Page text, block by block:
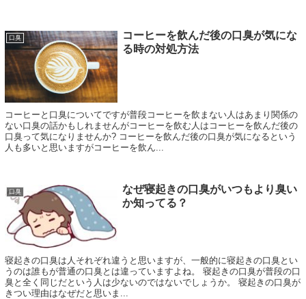
口臭
コーヒーを飲んだ後の口臭が気にな
る時の対処方法
コーヒーと口臭についてですが普段コーヒーを飲まない人はあまり関係の
ない口臭の話かもしれませんがコーヒーを飲む人はコーヒーを飲んだ後の
口臭って気になりませんか? コーヒーを飲んだ後の口臭が気になるという
人も多いと思いますがコーヒーを飲ん...
口臭
なぜ寝起きの口臭がいつもより臭い
か知ってる？
寝起きの口臭は人それぞれ違うと思いますが、一般的に寝起きの口臭とい
うのは誰もが普通の口臭とは違っていますよね。 寝起きの口臭が普段の口
臭と全く同じだという人は少ないのではないでしょうか。 寝起きの口臭が
きつい理由はなぜだと思いま...